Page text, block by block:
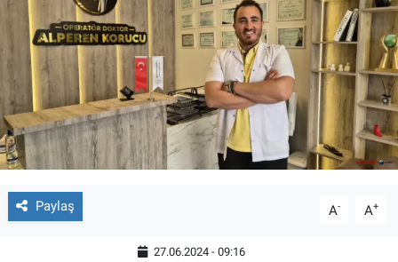
Paylaş A- A+
27.06.2024 - 09:16